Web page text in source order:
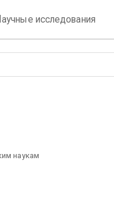
аучные исследования
наукам